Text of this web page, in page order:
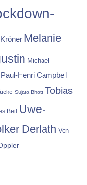
Melanie
Michael
Paul-Henri Campbell
Sujata Bhatt Tobias
Beil Uwe-
Derlath Von